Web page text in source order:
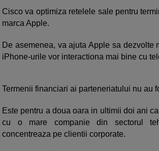
Cisco va optimiza retelele sale pentru
marca Apple.
De asemenea, va ajuta Apple sa dezvolte
iPhone-urile vor interactiona mai bine cu
Termenii financiari ai parteneriatului nu au
Este pentru a doua oara in ultimii doi ani
cu o mare companie din sectorul
concentreaza pe clientii corporate.